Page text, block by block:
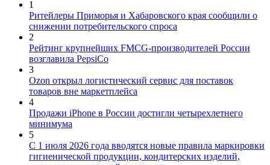
Ритейлеры Приморья и Хабаровского края сообщили о
снижении потребительского спроса
2
Рейтинг крупнейших FMCG-производителей России
возглавила PepsiCo
3
Ozon открыл логистический сервис для поставок
товаров вне маркетплейса
4
Продажи iPhone в России достигли четырехлетнего
минимума
5
С 1 июля 2026 года вводятся новые правила маркировки
гигиенической продукции, кондитерских изделий,
спецодежды и мясной продукции